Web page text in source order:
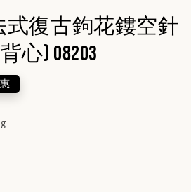
式復古鉤花鏤空針
心) 08203